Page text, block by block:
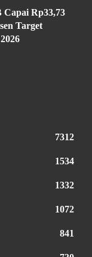
Capai Rp33,73
Target
7312
1534
1332
1072
841